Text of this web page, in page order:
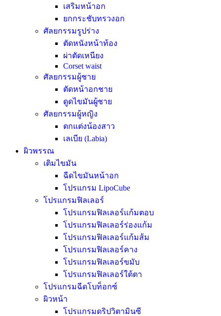
เสริมหน้าอก
ยกกระชับทรวงอก
ศัลยกรรมรูปร่าง
ตัดหนังหน้าท้อง
ผ่าตัดเหนียง
Corset waist
ศัลยกรรมผู้ชาย
ตัดหน้าอกชาย
ดูดไขมันผู้ชาย
ศัลยกรรมผู้หญิง
ตกแต่งน้องสาว
เลเบีย (Labia)
ผิวพรรณ
เติมไขมัน
ฉีดไขมันหน้าอก
โปรแกรม LipoCube
โปรแกรมฟิลเลอร์
โปรแกรมฟิลเลอร์แก้มตอบ
โปรแกรมฟิลเลอร์ร่องแก้ม
โปรแกรมฟิลเลอร์แก้มส้ม
โปรแกรมฟิลเลอร์คาง
โปรแกรมฟิลเลอร์ขมับ
โปรแกรมฟิลเลอร์ใต้ตา
โปรแกรมฉีดโบท็อกซ์
ผิวหน้า
โปรแกรมดริปวิตามินซี